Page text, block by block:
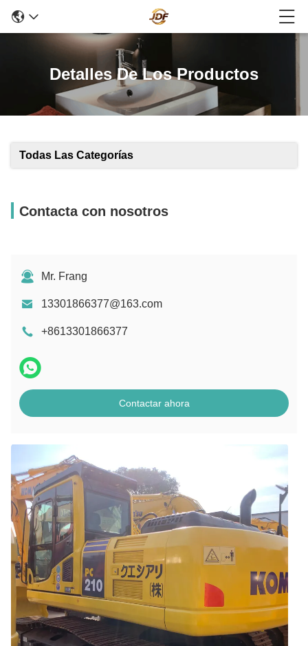
Detalles De Los Productos
Todas Las Categorías
Contacta con nosotros
Mr. Frang
13301866377@163.com
+8613301866377
Contactar ahora